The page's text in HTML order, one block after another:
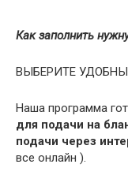
Как заполнить
ВЫБЕРИТЕ
Наша программа
для подачи на
подачи через
все онлайн ).